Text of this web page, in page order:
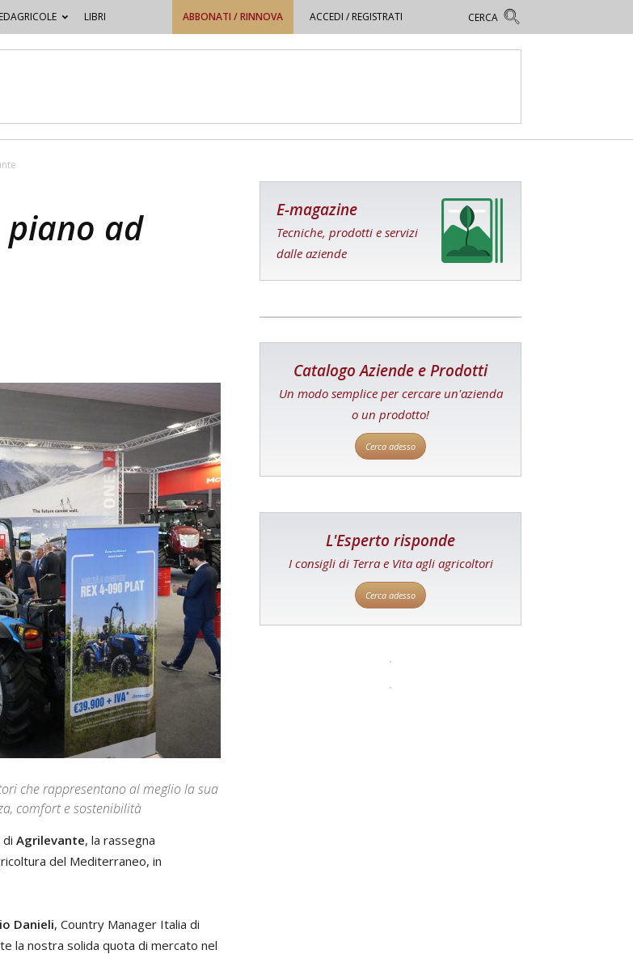
EDAGRICOLE LIBRI ABBONATI / RINNOVA ACCEDI / REGISTRATI
ad
che rappresentano al meglio la sua
comfort e sostenibilità
Agrilevante, la rassegna
del Mediterraneo, in
Danieli, Country Manager Italia di
la nostra solida quota di mercato nel
E-magazine
Tecniche, prodotti e servizi
dalle aziende
Catalogo Aziende e Prodotti
Un modo semplice per cercare un'azienda
o un prodotto!
Cerca adesso
L'Esperto risponde
I consigli di Terra e Vita agli agricoltori
Cerca adesso